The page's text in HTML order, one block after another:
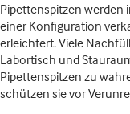
Pipettenspitzen werden
einer Konfiguration
erleichtert. Viele
Labortisch und
Pipettenspitzen zu
schützen sie vor